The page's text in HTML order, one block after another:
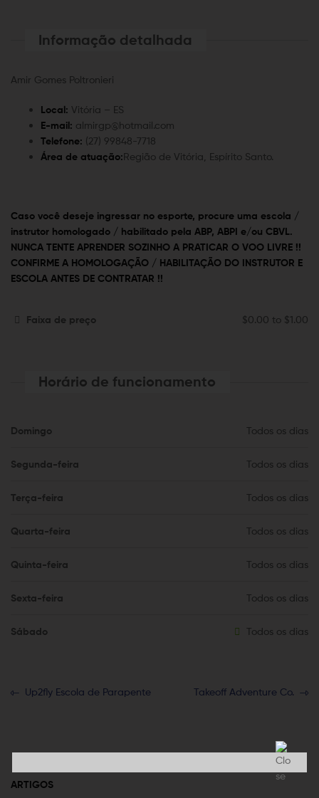
Informação detalhada
Amir Gomes Poltronieri
Local: Vitória – ES
E-mail: almirgp@hotmail.com
Telefone: (27) 99848-7718
Área de atuação:Região de Vitória, Espírito Santo.
Caso você deseje ingressar no esporte, procure uma escola /
instrutor homologado / habilitado pela ABP, ABPI e/ou CBVL.
NUNCA TENTE APRENDER SOZINHO A PRATICAR O VOO LIVRE !!
CONFIRME A HOMOLOGAÇÃO / HABILITAÇÃO DO INSTRUTOR E
ESCOLA ANTES DE CONTRATAR !!
Faixa de preço $0.00 to $1.00
Horário de funcionamento
Domingo Todos os dias
Segunda-feira Todos os dias
Terça-feira Todos os dias
Quarta-feira Todos os dias
Quinta-feira Todos os dias
Sexta-feira Todos os dias
Sábado Todos os dias
Up2fly Escola de Parapente Takeoff Adventure Co.
ARTIGOS